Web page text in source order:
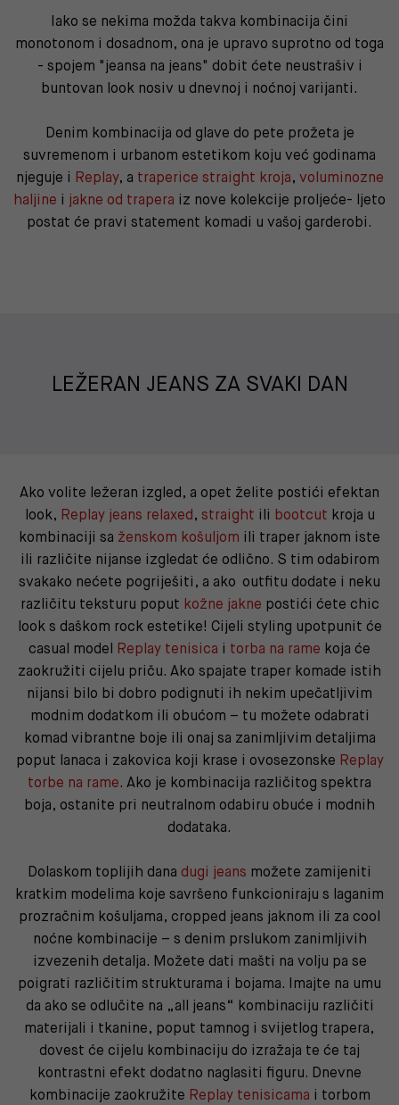
Iako se nekima možda takva kombinacija čini
monotonom i dosadnom, ona je upravo suprotno od toga
- spojem "jeansa na jeans" dobit ćete neustrašiv i
buntovan look nosiv u dnevnoj i noćnoj varijanti.
Denim kombinacija od glave do pete prožeta je
suvremenom i urbanom estetikom koju već godinama
njeguje i Replay, a traperice straight kroja, voluminozne
haljine i jakne od trapera iz nove kolekcije proljeće- ljeto
postat će pravi statement komadi u vašoj garderobi.
LEŽERAN JEANS ZA SVAKI DAN
Ako volite ležeran izgled, a opet želite postići efektan
look, Replay jeans relaxed, straight ili bootcut kroja u
kombinaciji sa ženskom košuljom ili traper jaknom iste
ili različite nijanse izgledat će odlično. S tim odabirom
svakako nećete pogriješiti, a ako outfitu dodate i neku
različitu teksturu poput kožne jakne postići ćete chic
look s daškom rock estetike! Cijeli styling upotpunit će
casual model Replay tenisica i torba na rame koja će
zaokružiti cijelu priču. Ako spajate traper komade istih
nijansi bilo bi dobro podignuti ih nekim upečatljivim
modnim dodatkom ili obućom – tu možete odabrati
komad vibrantne boje ili onaj sa zanimljivim detaljima
poput lanaca i zakovica koji krase i ovosezonske Replay
torbe na rame. Ako je kombinacija različitog spektra
boja, ostanite pri neutralnom odabiru obuće i modnih
dodataka.
Dolaskom toplijih dana dugi jeans možete zamijeniti
kratkim modelima koje savršeno funkcioniraju s laganim
prozračnim košuljama, cropped jeans jaknom ili za cool
noćne kombinacije – s denim prslukom zanimljivih
izvezenih detalja. Možete dati mašti na volju pa se
poigrati različitim strukturama i bojama. Imajte na umu
da ako se odlučite na „all jeans“ kombinaciju različiti
materijali i tkanine, poput tamnog i svijetlog trapera,
dovest će cijelu kombinaciju do izražaja te će taj
kontrastni efekt dodatno naglasiti figuru. Dnevne
kombinacije zaokružite Replay tenisicama i torbom